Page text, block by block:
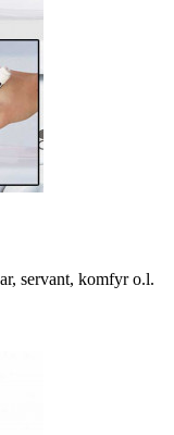
servant, komfyr o.l.